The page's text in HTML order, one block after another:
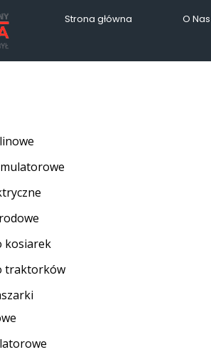
Strona główna O Nas
kosiarek
traktorków